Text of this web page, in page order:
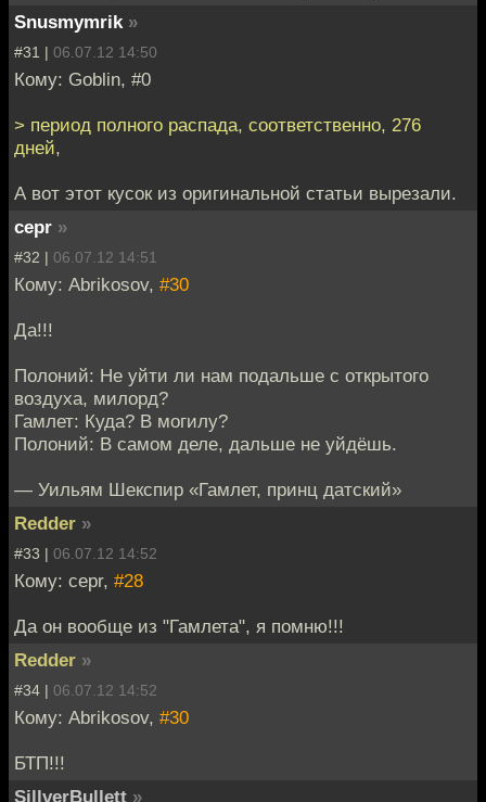
Snusmymrik »
#31 | 06.07.12 14:50
Кому: Goblin, #0
> период полного распада, соответственно, 276
дней,
А вот этот кусок из оригинальной статьи вырезали.
cepr »
#32 | 06.07.12 14:51
Кому: Abrikosov, #30
Да!!!
Полоний: Не уйти ли нам подальше с открытого
воздуха, милорд?
Гамлет: Куда? В могилу?
Полоний: В самом деле, дальше не уйдёшь.
— Уильям Шекспир «Гамлет, принц датский»
Redder »
#33 | 06.07.12 14:52
Кому: cepr, #28
Да он вообще из "Гамлета", я помню!!!
Redder »
#34 | 06.07.12 14:52
Кому: Abrikosov, #30
БТП!!!
SillverBullett »